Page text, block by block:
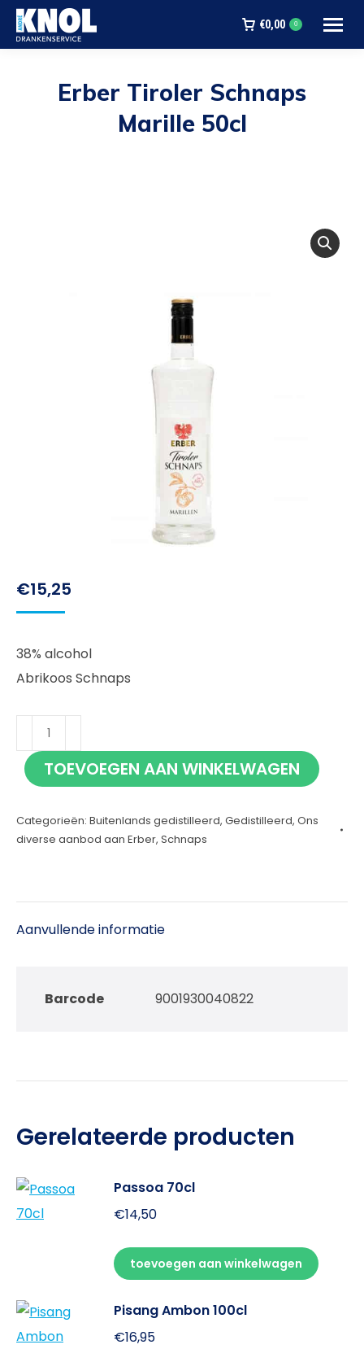
€0,00 0
Erber Tiroler Schnaps
Marille 50cl
€15,25
38% alcohol
Abrikoos Schnaps
Erber
Tiroler
Schnaps
50cl
aantal
TOEVOEGEN AAN WINKELWAGEN
Categorieën: Buitenlands gedistilleerd, Gedistilleerd, Ons
diverse aanbod aan Erber, Schnaps
Aanvullende informatie
Barcode 9001930040822
Gerelateerde producten
Passoa 70cl
€14,50
toevoegen aan winkelwagen
Pisang Ambon 100cl
€16,95